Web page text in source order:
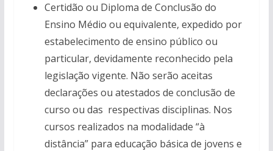
Certidão ou Diploma de Conclusão do
Ensino Médio ou equivalente, expedido por
estabelecimento de ensino público ou
particular, devidamente reconhecido pela
legislação vigente. Não serão aceitas
declarações ou atestados de conclusão de
curso ou das respectivas disciplinas. Nos
cursos realizados na modalidade “à
distância” para educação básica de jovens e